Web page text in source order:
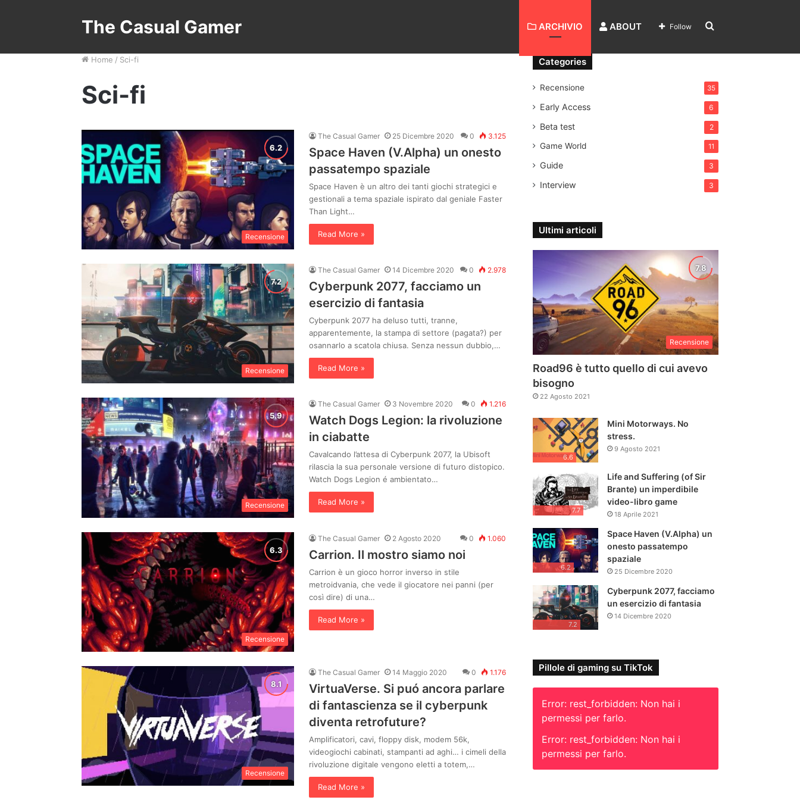
The Casual Gamer ARCHIVIO ABOUT Search
for
Follow
Home / Sci-fi
Sci-fi
Recensione
The Casual Gamer 25 Dicembre 2020 0 3.125
Space Haven (V.Alpha) un onesto
passatempo spaziale
Space Haven è un altro dei tanti giochi strategici e
gestionali a tema spaziale ispirato dal geniale Faster
Than Light…
Read More »
Recensione
The Casual Gamer 14 Dicembre 2020 0 2.978
Cyberpunk 2077, facciamo un
esercizio di fantasia
Cyberpunk 2077 ha deluso tutti, tranne,
apparentemente, la stampa di settore (pagata?) per
osannarlo a scatola chiusa. Senza nessun dubbio,…
Read More »
Recensione
The Casual Gamer 3 Novembre 2020 0 1.216
Watch Dogs Legion: la rivoluzione
in ciabatte
Cavalcando l’attesa di Cyberpunk 2077, la Ubisoft
rilascia la sua personale versione di futuro distopico.
Watch Dogs Legion é ambientato…
Read More »
Recensione
The Casual Gamer 2 Agosto 2020 0 1.060
Carrion. Il mostro siamo noi
Carrion è un gioco horror inverso in stile
metroidvania, che vede il giocatore nei panni (per
così dire) di una…
Read More »
Recensione
The Casual Gamer 14 Maggio 2020 0 1.176
VirtuaVerse. Si puó ancora parlare
di fantascienza se il cyberpunk
diventa retrofuture?
Amplificatori, cavi, floppy disk, modem 56k,
videogiochi cabinati, stampanti ad aghi… i cimeli della
rivoluzione digitale vengono eletti a totem,…
Read More »
Categories
Recensione 35
Early Access 6
Beta test 2
Game World 11
Guide 3
Interview 3
Ultimi articoli
Recensione
Road96 è tutto quello di cui avevo
bisogno
22 Agosto 2021
6.6
Mini Motorways. No
stress.
9 Agosto 2021
7.7
Life and Suffering (of Sir
Brante) un imperdibile
video-libro game
18 Aprile 2021
6.2
Space Haven (V.Alpha) un
onesto passatempo
spaziale
25 Dicembre 2020
7.2
Cyberpunk 2077, facciamo
un esercizio di fantasia
14 Dicembre 2020
Pillole di gaming su TikTok
Error: rest_forbidden: Non hai i
permessi per farlo.
Error: rest_forbidden: Non hai i
permessi per farlo.